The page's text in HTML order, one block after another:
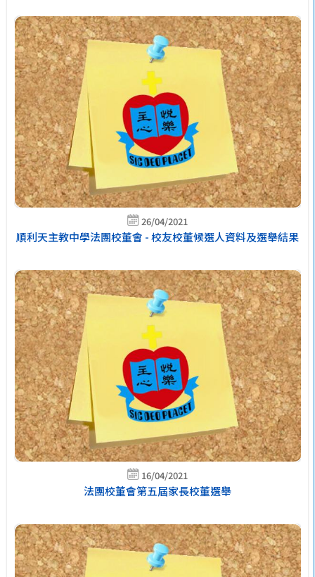
26/04/2021
順利天主教中學法團校董會 - 校友校董候選人資料及選舉結果
16/04/2021
法團校董會第五屆家長校董選舉